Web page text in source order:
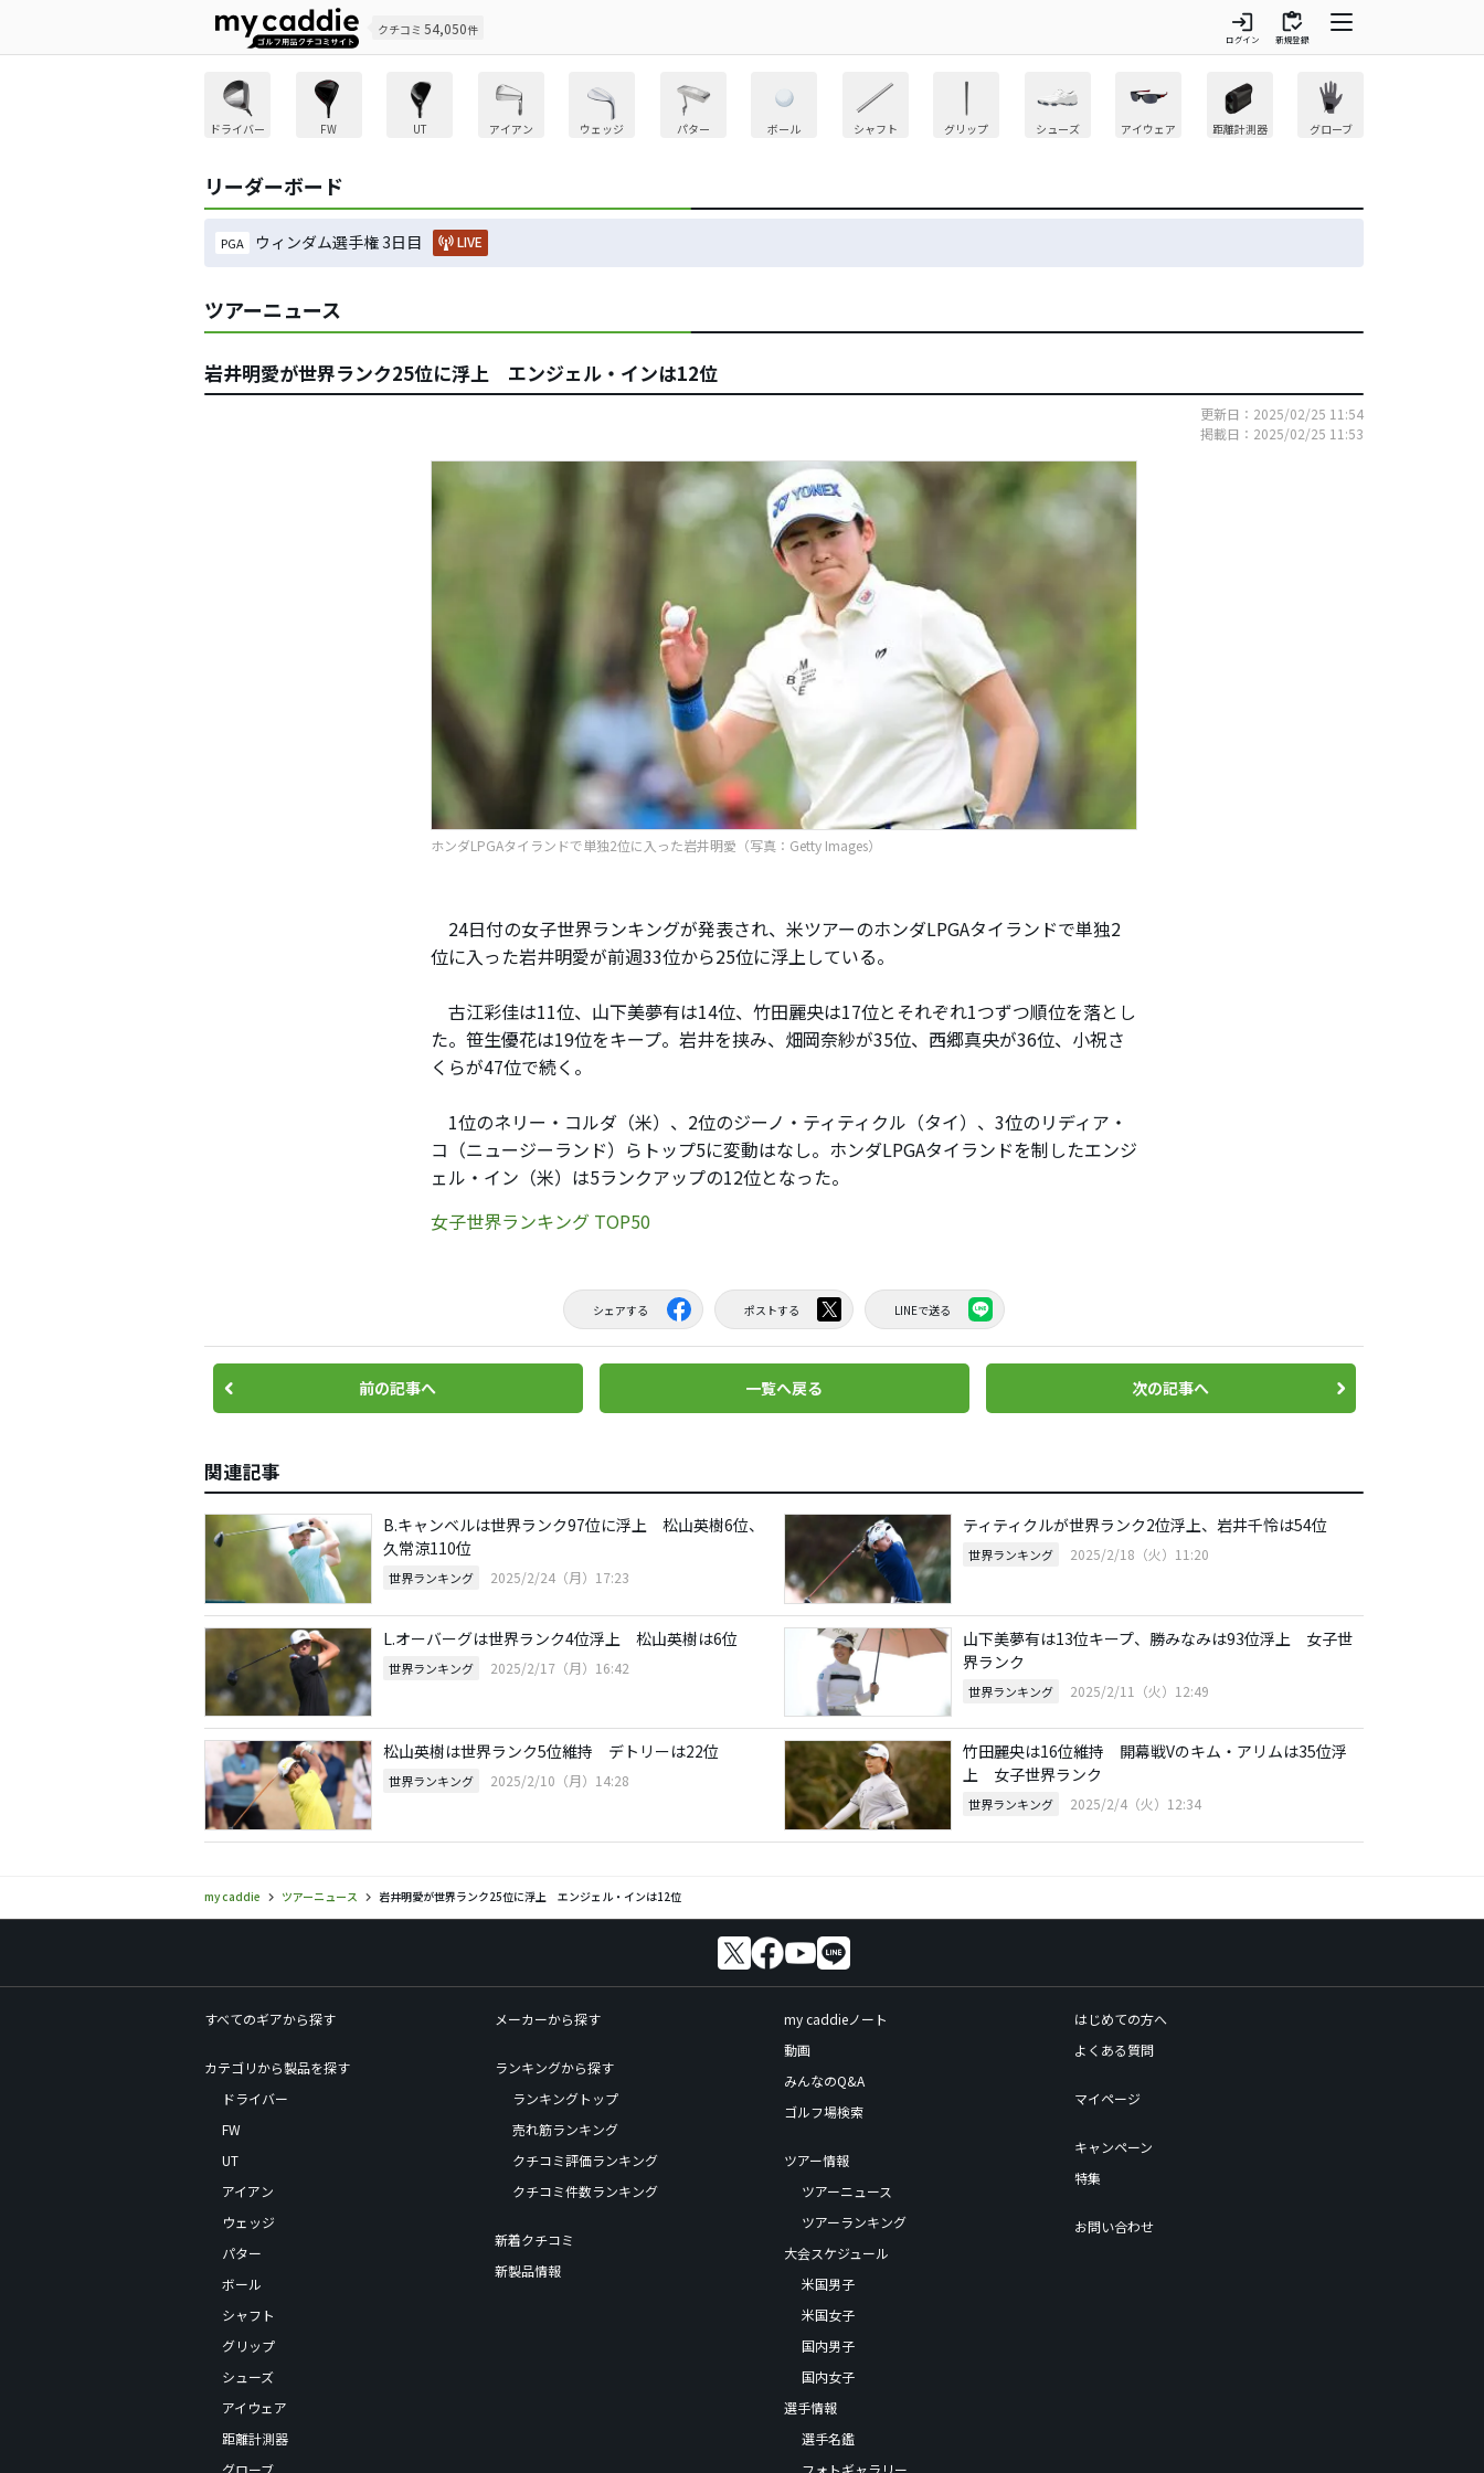
クチコミ 54,050件 login
ログイン
inventory
新規登録
ドライバー FW UT アイアン ウェッジ パター ボール シャフト グリップ シューズ アイウェア 距離計測器 グローブ
リーダーボード
PGA ウィンダム選手権 3日目 LIVE
ツアーニュース
岩井明愛が世界ランク25位に浮上 エンジェル・インは12位
更新日：2025/02/25 11:54
掲載日：2025/02/25 11:53
ホンダLPGAタイランドで単独2位に入った岩井明愛（写真：Getty Images）
24日付の女子世界ランキングが発表され、米ツアーのホンダLPGAタイランドで単独2
位に入った岩井明愛が前週33位から25位に浮上している。
古江彩佳は11位、山下美夢有は14位、竹田麗央は17位とそれぞれ1つずつ順位を落とし
た。笹生優花は19位をキープ。岩井を挟み、畑岡奈紗が35位、西郷真央が36位、小祝さ
くらが47位で続く。
1位のネリー・コルダ（米）、2位のジーノ・ティティクル（タイ）、3位のリディア・
コ（ニュージーランド）らトップ5に変動はなし。ホンダLPGAタイランドを制したエンジ
ェル・イン（米）は5ランクアップの12位となった。
女子世界ランキング TOP50
シェアする ポストする LINEで送る
前の記事へ 一覧へ戻る 次の記事へ
関連記事
B.キャンベルは世界ランク97位に浮上 松山英樹6位、
久常涼110位
世界ランキング 2025/2/24（月）17:23
ティティクルが世界ランク2位浮上、岩井千怜は54位
世界ランキング 2025/2/18（火）11:20
L.オーバーグは世界ランク4位浮上 松山英樹は6位
世界ランキング 2025/2/17（月）16:42
山下美夢有は13位キープ、勝みなみは93位浮上 女子世
界ランク
世界ランキング 2025/2/11（火）12:49
松山英樹は世界ランク5位維持 デトリーは22位
世界ランキング 2025/2/10（月）14:28
竹田麗央は16位維持 開幕戦Vのキム・アリムは35位浮
上 女子世界ランク
世界ランキング 2025/2/4（火）12:34
my caddie ツアーニュース 岩井明愛が世界ランク25位に浮上 エンジェル・インは12位
すべてのギアから探す
カテゴリから製品を探す
ドライバー
FW
UT
アイアン
ウェッジ
パター
ボール
シャフト
グリップ
シューズ
アイウェア
距離計測器
グローブ
メーカーから探す
ランキングから探す
ランキングトップ
売れ筋ランキング
クチコミ評価ランキング
クチコミ件数ランキング
新着クチコミ
新製品情報
my caddieノート
動画
みんなのQ&A
ゴルフ場検索
ツアー情報
ツアーニュース
ツアーランキング
大会スケジュール
米国男子
米国女子
国内男子
国内女子
選手情報
選手名鑑
フォトギャラリー
はじめての方へ
よくある質問
マイページ
キャンペーン
特集
お問い合わせ